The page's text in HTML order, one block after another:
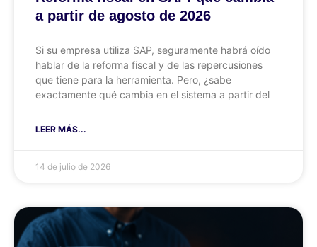
a partir de agosto de 2026
Si su empresa utiliza SAP, seguramente habrá oído
hablar de la reforma fiscal y de las repercusiones
que tiene para la herramienta. Pero, ¿sabe
exactamente qué cambia en el sistema a partir del
LEER MÁS...
14 de julio de 2026